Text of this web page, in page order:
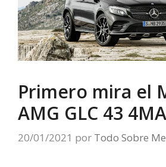
Primero mira el
AMG GLC 43
20/01/2021 por Todo Sobre